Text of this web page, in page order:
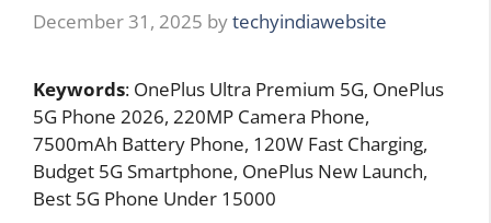
December 31, 2025 bytechyindiawebsite
Keywords: OnePlus Ultra Premium 5G, OnePlus
5G Phone 2026, 220MP Camera Phone,
7500mAh Battery Phone, 120W Fast Charging,
Budget 5G Smartphone, OnePlus New Launch,
Best 5G Phone Under 15000